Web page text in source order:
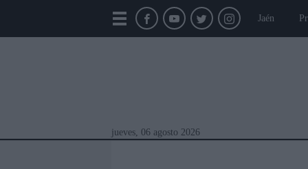
Jaén
jueves, 06 agosto 2026